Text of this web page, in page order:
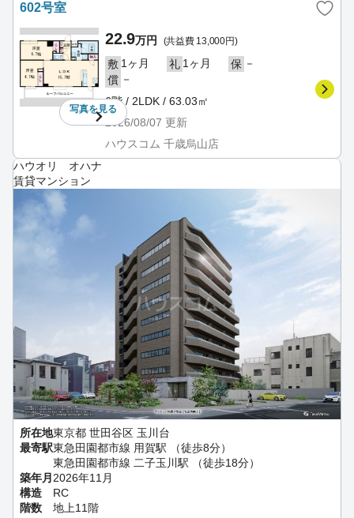
602号室
写真を見る
22.9万円 (共益費 13,000円)
敷 1ヶ月 礼 1ヶ月 保 －
償 －
6階 / 2LDK / 63.03㎡
2026/08/07 更新
ハウスコム 千歳烏山店
ハウオリ オハナ
賃貸マンション
所在地東京都 世田谷区 玉川台
最寄駅東急田園都市線 用賀駅 （徒歩8分）
東急田園都市線 二子玉川駅 （徒歩18分）
築年月 2026年11月
構造
RC
階数
地上11階